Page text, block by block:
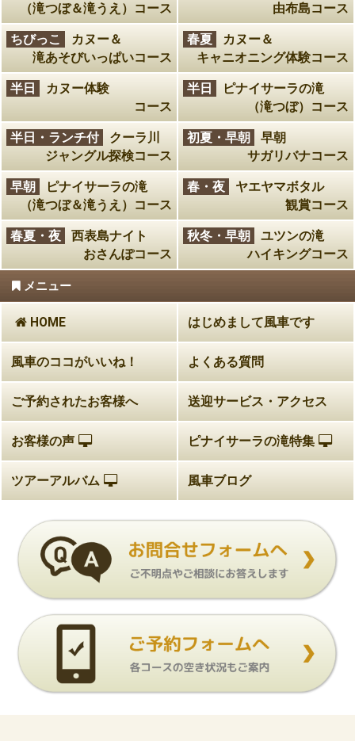
（滝つぼ＆滝うえ）コース
由布島コース
ちびっこ
カヌー＆
滝あそびいっぱいコース
春夏
カヌー＆
キャニオニング体験コース
半日
カヌー体験
コース
半日
ピナイサーラの滝
（滝つぼ）コース
半日・ランチ付
クーラ川
ジャングル探検コース
初夏・早朝
早朝
サガリバナコース
早朝
ピナイサーラの滝
（滝つぼ＆滝うえ）コース
春・夜
ヤエヤマボタル
観賞コース
春夏・夜
西表島ナイト
おさんぽコース
秋冬・早朝
ユツンの滝
ハイキングコース
メニュー
HOME はじめまして風車です
風車のココがいいね！ よくある質問
ご予約されたお客様へ 送迎サービス・アクセス
お客様の声 ピナイサーラの滝特集
ツアーアルバム 風車ブログ